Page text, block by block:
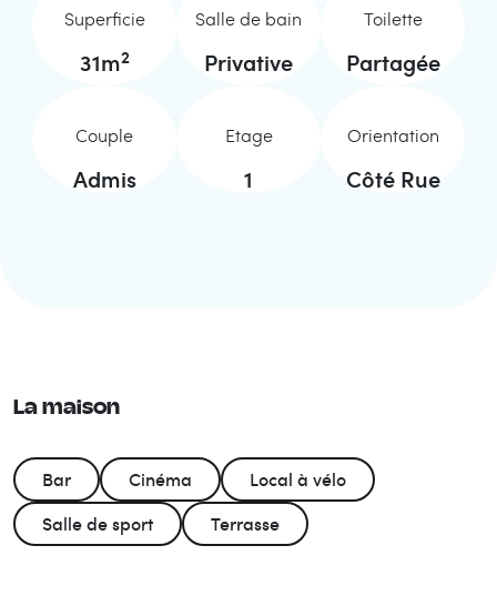
Superficie
31m2
Salle de bain
Privative
Toilette
Partagée
Couple
Admis
Etage
1
Orientation
Côté Rue
La maison
Bar Cinéma
Local à vélo
Salle de sport
Terrasse